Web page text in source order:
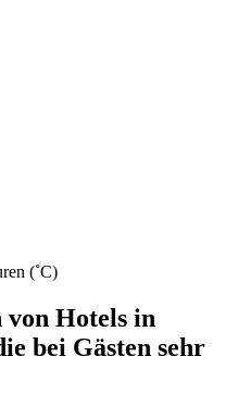
(˚C)
von Hotels in
bei Gästen sehr